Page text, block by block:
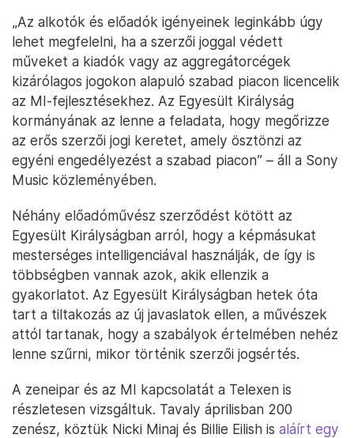
„Az alkotók és előadók igényeinek leginkább úgy
lehet megfelelni, ha a szerzői joggal védett
műveket a kiadók vagy az aggregátorcégek
kizárólagos jogokon alapuló szabad piacon licencelik
az MI-fejlesztésekhez. Az Egyesült Királyság
kormányának az lenne a feladata, hogy megőrizze
az erős szerzői jogi keretet, amely ösztönzi az
egyéni engedélyezést a szabad piacon” – áll a Sony
Music közleményében.
Néhány előadóművész szerződést kötött az
Egyesült Királyságban arról, hogy a képmásukat
mesterséges intelligenciával használják, de így is
többségben vannak azok, akik ellenzik a
gyakorlatot. Az Egyesült Királyságban hetek óta
tart a tiltakozás az új javaslatok ellen, a művészek
attól tartanak, hogy a szabályok értelmében nehéz
lenne szűrni, mikor történik szerzői jogsértés.
A zeneipar és az MI kapcsolatát a Telexen is
részletesen vizsgáltuk. Tavaly áprilisban 200
zenész, köztük Nicki Minaj és Billie Eilish is aláírt egy